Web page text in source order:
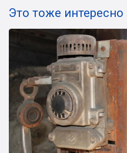
Это тоже интересно